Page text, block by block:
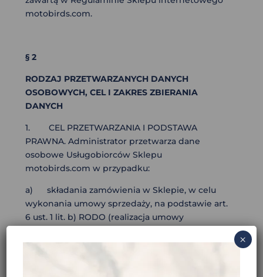
motobirds.com.
§ 2
RODZAJ PRZETWARZANYCH DANYCH
OSOBOWYCH, CEL I ZAKRES ZBIERANIA
DANYCH
1. CEL PRZETWARZANIA I PODSTAWA
PRAWNA. Administrator przetwarza dane
osobowe Usługobiorców Sklepu
motobirds.com w przypadku:
a) składania zamówienia w Sklepie, w celu
wykonania umowy sprzedaży, na podstawie art.
6 ust. 1 lit. b) RODO (realizacja umowy
×